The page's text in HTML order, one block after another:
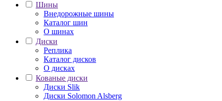
Шины
Внедорожные шины
Каталог шин
О шинах
Диски
Реплика
Каталог дисков
О дисках
Кованые диски
Диски Slik
Диски Solomon Alsberg